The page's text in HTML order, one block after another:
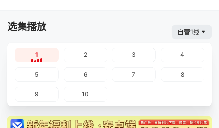
选集播放 自营1线
1 2 3 4
5 6 7 8
9 10